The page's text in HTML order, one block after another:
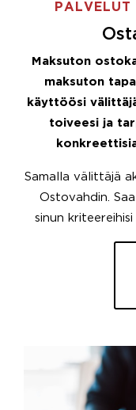
Maksuton
maksuton
käyttöösi
toiveesi ja
Samalla välittäjä
Ostovahdin.
sinun